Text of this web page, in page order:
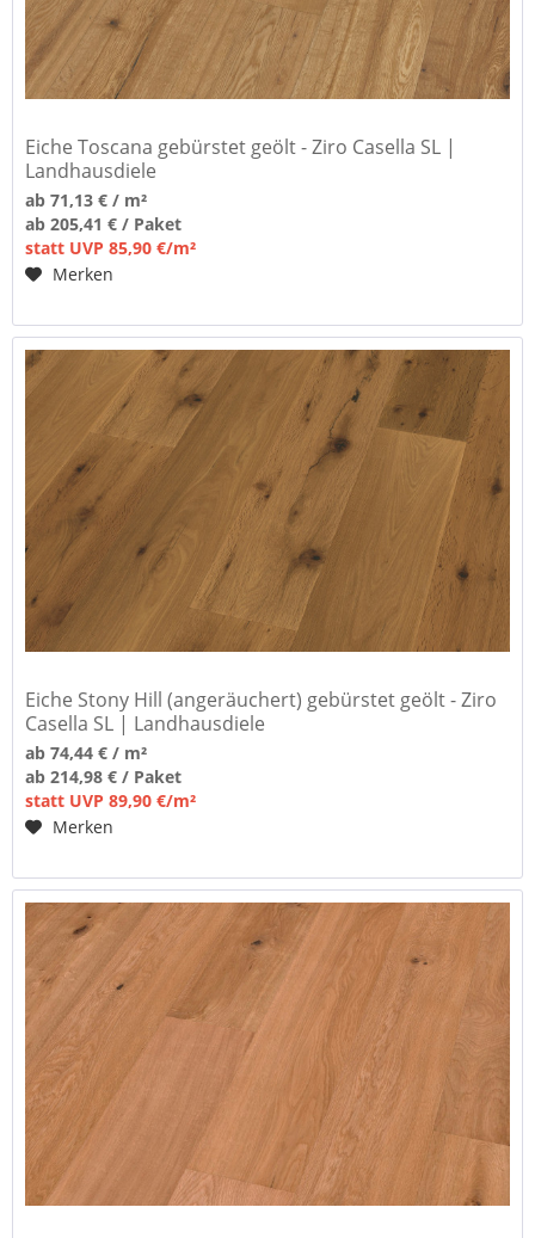
Eiche Toscana gebürstet geölt - Ziro Casella SL |
Landhausdiele
ab 71,13 € / m²
ab 205,41 € / Paket
statt UVP 85,90 €/m²
Merken
Eiche Stony Hill (angeräuchert) gebürstet geölt - Ziro
Casella SL | Landhausdiele
ab 74,44 € / m²
ab 214,98 € / Paket
statt UVP 89,90 €/m²
Merken